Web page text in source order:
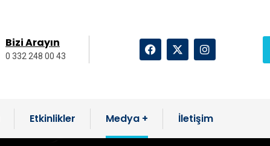
Bizi Arayın
0 332 248 00 43
Etkinlikler Medya İletişim